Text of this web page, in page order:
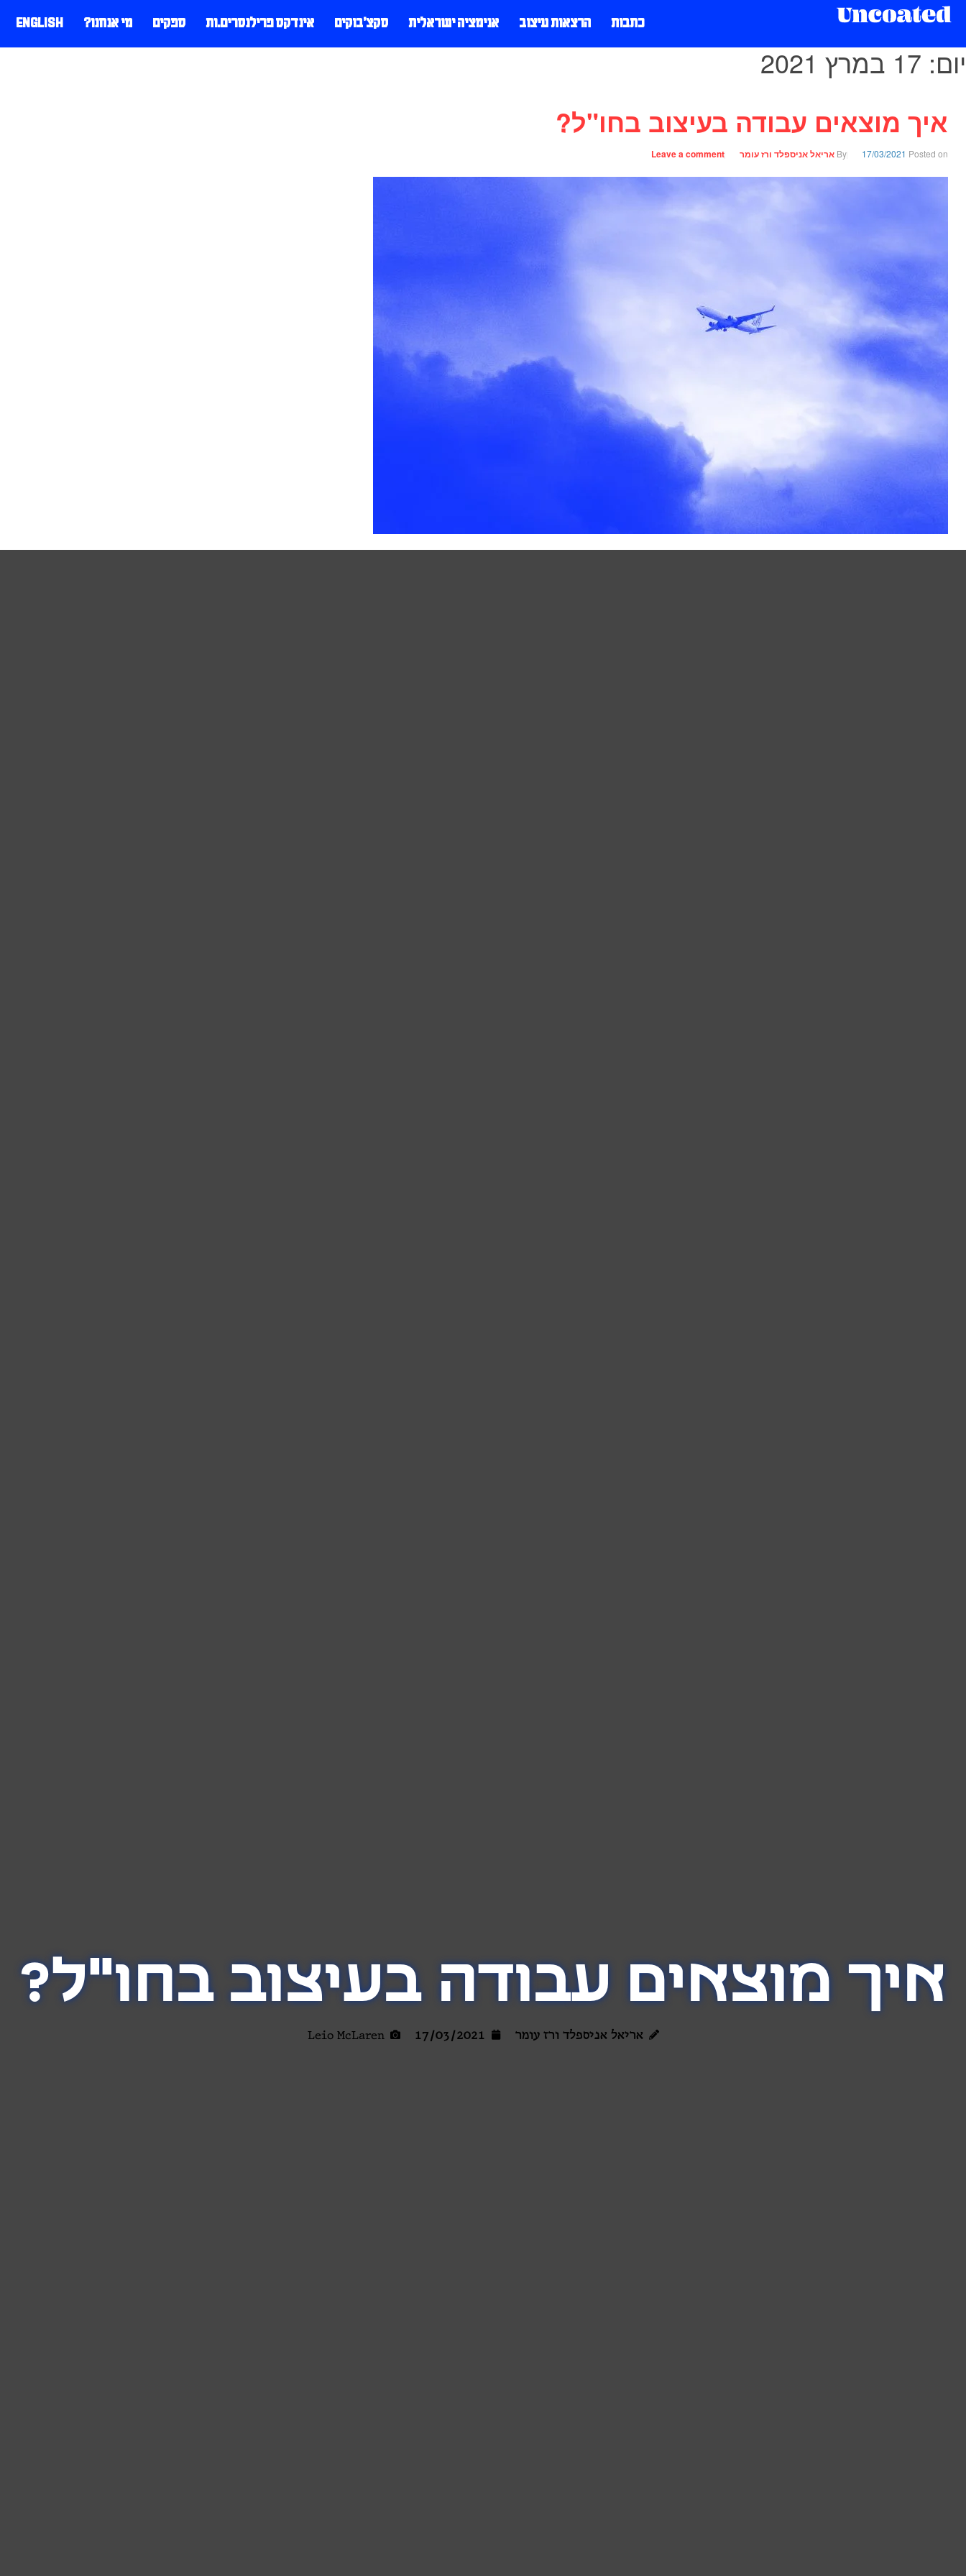
כתבות הרצאות עיצוב אנימציה ישראלית סקצ׳בוקים אינדקס פרילנסרים.ות ספקים מי אנחנו? ENGLISH
יום: 17 במרץ 2021
איך מוצאים עבודה בעיצוב בחו"ל?
Posted on
17/03/2021
By אריאל אניספלד ורז עומר Leave a comment
איך מוצאים עבודה בעיצוב בחו"ל?
אריאל אניספלד ורז עומר 17/03/2021
Leio McLaren